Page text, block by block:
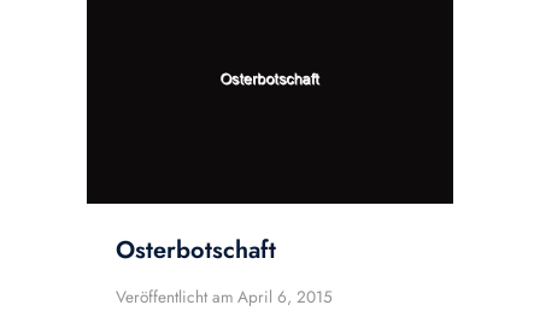
Osterbotschaft
Veröffentlicht am April 6, 2015